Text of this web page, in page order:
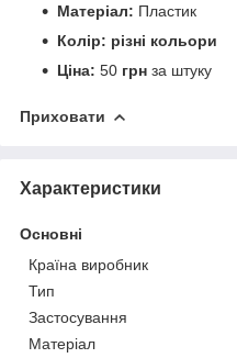
Матеріал: Пластик
Колір: різні кольори
Ціна: 50 грн за штуку
Приховати
Характеристики
Основні
Країна виробник
Тип
Застосування
Матеріал